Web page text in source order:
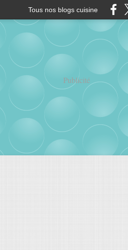
Tous nos blogs cuisine
Publicité